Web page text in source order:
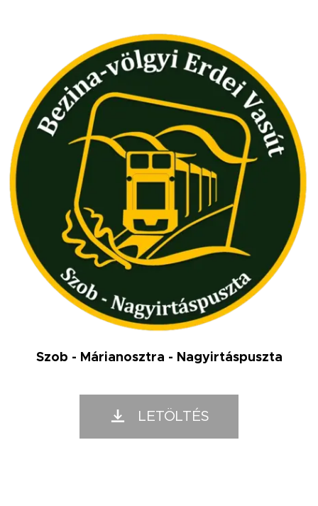
Szob - Márianosztra - Nagyirtáspuszta
LETÖLTÉS